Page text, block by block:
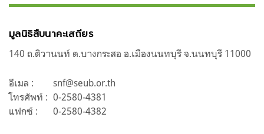
มูลนิธิสืบนาคะเสถียร
140 ถ.ติวานนท์ ต.บางกระสอ อ.เมืองนนทบุรี จ.นนทบุรี 11000
อีเมล :
snf@seub.or.th
โทรศัพท์ : 0-2580-4381
แฟกซ์ :
0-2580-4382